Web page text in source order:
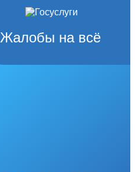
Жалобы на всё